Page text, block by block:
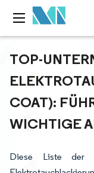
TOP-
COAT):
WICHTIGE
Diese Liste der